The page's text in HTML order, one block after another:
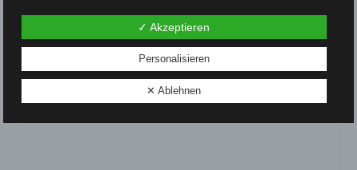
Warum Tierethik und Tierrechte?
Warum Tierethik und Tierrechte? Helmut F. Kaplan
Da wir, Gott sei Dank, in keinem „Gottesstaat“,...
psychischen, wirtschaftlichen, kulturellen oder sozialen
Identität dieser natürlichen Person sind, identifiziert
b) betroffene Person
Betroffene Person ist jede identifizierte oder
✓ Akzeptieren
Personalisieren
✕ Ablehnen